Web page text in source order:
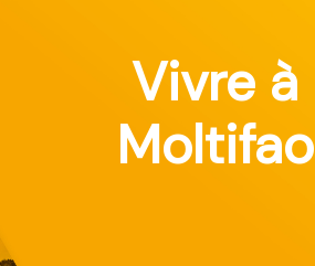
Vivre à
Moltifao